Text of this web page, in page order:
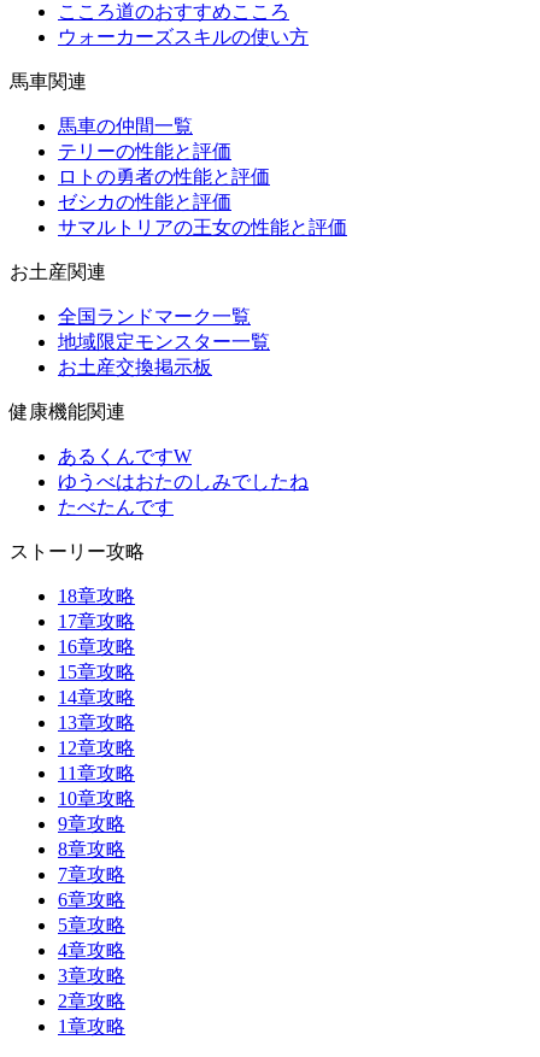
こころ道のおすすめこころ
ウォーカーズスキルの使い方
馬車関連
馬車の仲間一覧
テリーの性能と評価
ロトの勇者の性能と評価
ゼシカの性能と評価
サマルトリアの王女の性能と評価
お土産関連
全国ランドマーク一覧
地域限定モンスター一覧
お土産交換掲示板
健康機能関連
あるくんですW
ゆうべはおたのしみでしたね
たべたんです
ストーリー攻略
18章攻略
17章攻略
16章攻略
15章攻略
14章攻略
13章攻略
12章攻略
11章攻略
10章攻略
9章攻略
8章攻略
7章攻略
6章攻略
5章攻略
4章攻略
3章攻略
2章攻略
1章攻略